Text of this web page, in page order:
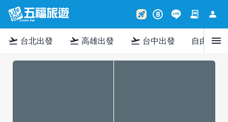
rocket_launch B contract person
flight_takeoff 台北出發 flight_takeoff 高雄出發 flight_takeoff 台中出發 自由行menu